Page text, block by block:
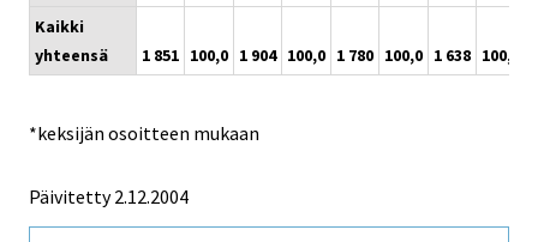
Kaikki
yhteensä
1 851 100,0 1 904 100,0 1 780 100,0 1 638 100,0
*keksijän osoitteen mukaan
Päivitetty2.12.2004